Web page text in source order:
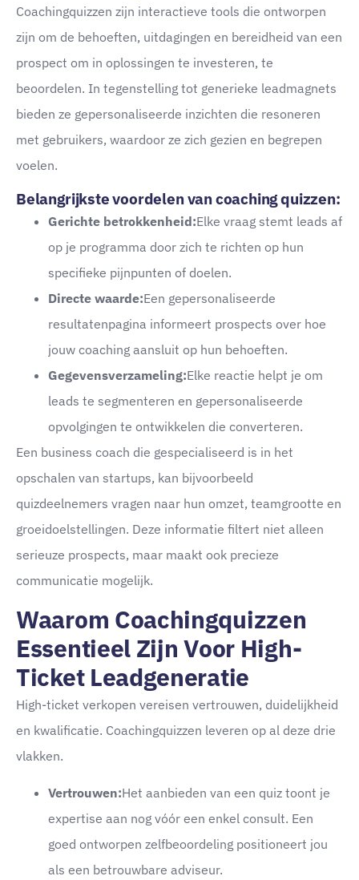
Coachingquizzen zijn interactieve tools die ontworpen
zijn om de behoeften, uitdagingen en bereidheid van een
prospect om in oplossingen te investeren, te
beoordelen. In tegenstelling tot generieke leadmagnets
bieden ze gepersonaliseerde inzichten die resoneren
met gebruikers, waardoor ze zich gezien en begrepen
voelen.
Belangrijkste voordelen van coaching quizzen:
Gerichte betrokkenheid:Elke vraag stemt leads af
op je programma door zich te richten op hun
specifieke pijnpunten of doelen.
Directe waarde:Een gepersonaliseerde
resultatenpagina informeert prospects over hoe
jouw coaching aansluit op hun behoeften.
Gegevensverzameling:Elke reactie helpt je om
leads te segmenteren en gepersonaliseerde
opvolgingen te ontwikkelen die converteren.
Een business coach die gespecialiseerd is in het
opschalen van startups, kan bijvoorbeeld
quizdeelnemers vragen naar hun omzet, teamgrootte en
groeidoelstellingen. Deze informatie filtert niet alleen
serieuze prospects, maar maakt ook precieze
communicatie mogelijk.
Waarom Coachingquizzen
Essentieel Zijn Voor High-
Ticket Leadgeneratie
High-ticket verkopen vereisen vertrouwen, duidelijkheid
en kwalificatie. Coachingquizzen leveren op al deze drie
vlakken.
Vertrouwen:Het aanbieden van een quiz toont je
expertise aan nog vóór een enkel consult. Een
goed ontworpen zelfbeoordeling positioneert jou
als een betrouwbare adviseur.